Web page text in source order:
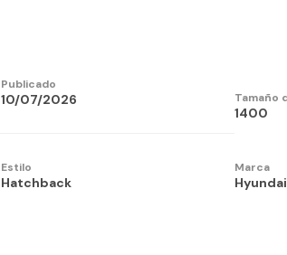
Publicado
10/07/2026 Tamaño
1400
Estilo
Hatchback
Marca
Hyundai